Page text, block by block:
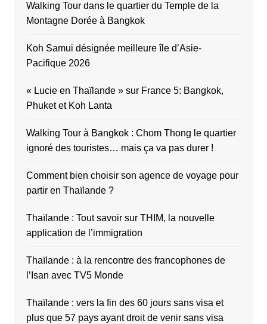
Walking Tour dans le quartier du Temple de la
Montagne Dorée à Bangkok
Koh Samui désignée meilleure île d’Asie-
Pacifique 2026
« Lucie en Thaïlande » sur France 5: Bangkok,
Phuket et Koh Lanta
Walking Tour à Bangkok : Chom Thong le quartier
ignoré des touristes… mais ça va pas durer !
Comment bien choisir son agence de voyage pour
partir en Thaïlande ?
Thaïlande : Tout savoir sur THIM, la nouvelle
application de l’immigration
Thaïlande : à la rencontre des francophones de
l’Isan avec TV5 Monde
Thaïlande : vers la fin des 60 jours sans visa et
plus que 57 pays ayant droit de venir sans visa